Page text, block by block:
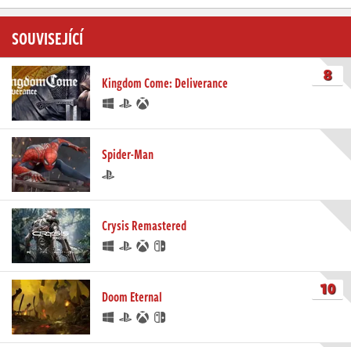
SOUVISEJÍCÍ
Kingdom Come: Deliverance 8
Spider-Man
Crysis Remastered
Doom Eternal 10